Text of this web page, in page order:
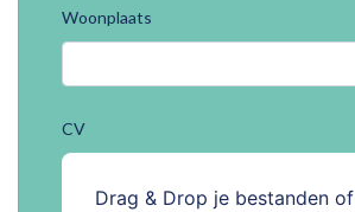
Woonplaats
CV
Drag & Drop je bestanden of